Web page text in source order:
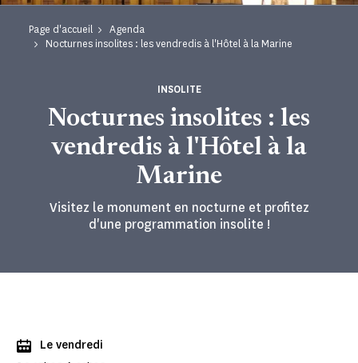
Page d'accueil
Agenda
Nocturnes insolites : les vendredis à l'Hôtel à la Marine
Nocturnes insolites : les
vendredis à l'Hôtel à la
Marine
INSOLITE
Visitez le monument en nocturne et profitez
d'une programmation insolite !
Le vendredi